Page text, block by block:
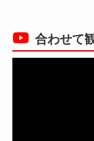
合わせて